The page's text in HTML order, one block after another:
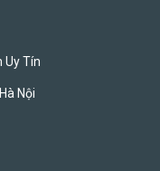
Uy Tín
Nội